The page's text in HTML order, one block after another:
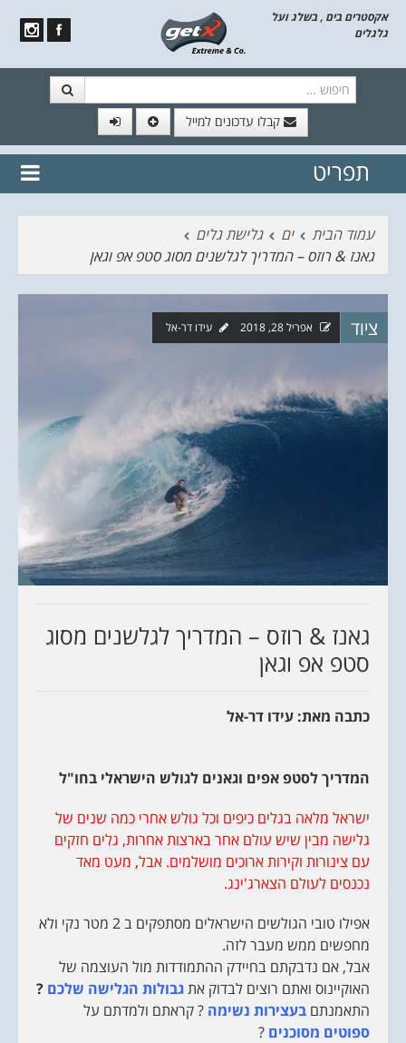
אקסטרים בים , בשלג ועל
גלגלים
קבלו עדכונים למייל
// הצטרף לרשימת תפוצה!
נשמח
תפריט
עמוד הבית
ים
גלישת גלים
גאנז & רוזס – המדריך לגלשנים מסוג סטפ אפ וגאן
ציוד אפריל 28, 2018 עידו דר-אל
גאנז & רוזס – המדריך לגלשנים מסוג
סטפ אפ וגאן
כתבה מאת: עידו דר-אל
המדריך לסטפ אפים וגאנים לגולש הישראלי בחו"ל
ישראל מלאה בגלים כיפים וכל גולש אחרי כמה שנים של
גלישה מבין שיש עולם אחר בארצות אחרות, גלים חזקים
עם צינורות וקירות ארוכים מושלמים. אבל, מעט מאד
נכנסים לעולם הצארג'ינג.
אפילו טובי הגולשים הישראלים מסתפקים ב 2 מטר נקי ולא
מחפשים ממש מעבר לזה.
אבל, אם נדבקתם בחיידק ההתמודדות מול העוצמה של
האוקיינוס ואתם רוצים לבדוק אתגבולות הגלישה שלכם ?
התאמנתם בעצירות נשימה ? קראתם ולמדתם על
ספוטים מסוכנים ?